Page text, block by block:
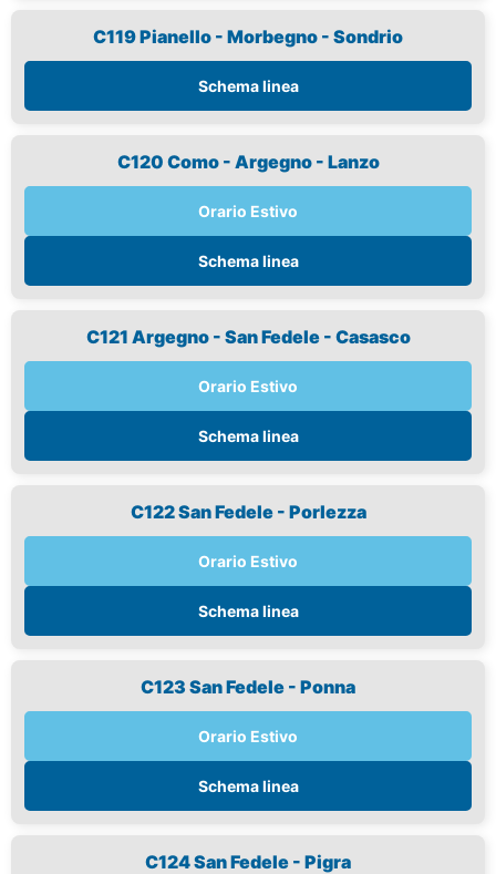
C119 Pianello - Morbegno - Sondrio
Schema linea
C120 Como - Argegno - Lanzo
Orario Estivo
Schema linea
C121 Argegno - San Fedele - Casasco
Orario Estivo
Schema linea
C122 San Fedele - Porlezza
Orario Estivo
Schema linea
C123 San Fedele - Ponna
Orario Estivo
Schema linea
C124 San Fedele - Pigra